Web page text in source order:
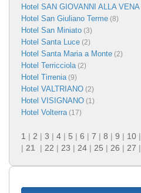
Hotel SAN GIOVANNI ALLA VENA
Hotel San Giuliano Terme (8)
Hotel San Miniato (3)
Hotel Santa Luce (2)
Hotel Santa Maria a Monte (2)
Hotel Terricciola(2)
Hotel Tirrenia(9)
Hotel VALTRIANO (2)
Hotel VISIGNANO (1)
Hotel Volterra(17)
1 | 2 | 3 | 4 | 5 | 6 | 7 | 8 | 9 | 10 |
| 21 | 22 | 23 | 24 | 25 | 26 | 27 |